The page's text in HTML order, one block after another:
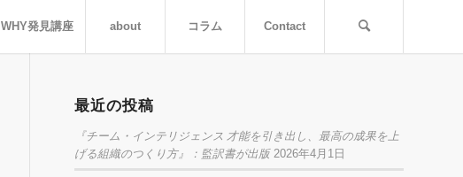
WHY発見講座 about コラム Contact
最近の投稿
『チーム・インテリジェンス 才能を引き出し、最高の成果を上
げる組織のつくり方』：監訳書が出版 2026年4月1日